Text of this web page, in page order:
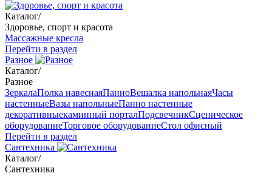
Каталог/
Здоровье, спорт и красота
Массажные кресла
Перейти в раздел
Разное
Каталог/
Разное
ЗеркалаПолка навеснаяПанноВешалка напольнаяЧасы
настенныеВазы напольныеПанно настенные
декоративныекаминный порталПодсвечникСценическое
оборудованиеТорговое оборудованиеСтол офисный
Перейти в раздел
Сантехника
Каталог/
Сантехника